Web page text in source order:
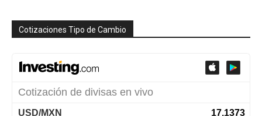
Cotizaciones Tipo de Cambio